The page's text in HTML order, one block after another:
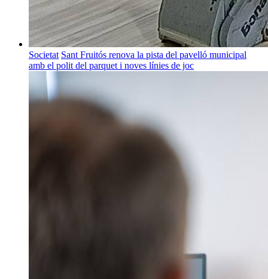
Societat Sant Fruitós renova la pista del pavelló municipal
amb el polit del parquet i noves línies de joc